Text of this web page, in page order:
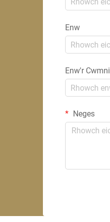
Enw
Enw'r Cwmni
Neges